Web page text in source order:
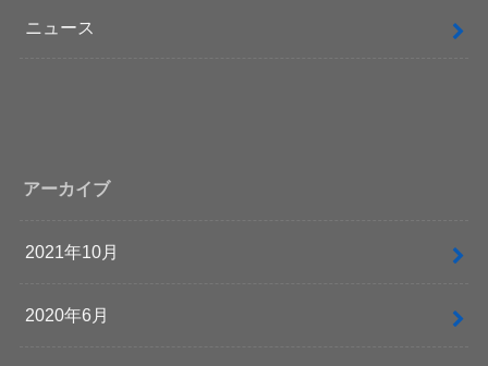
ニュース
アーカイブ
2021年10月
2020年6月